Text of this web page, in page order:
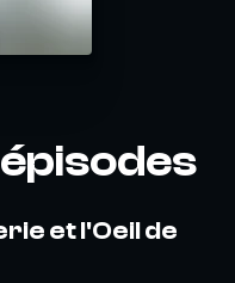
et l'Oeil de